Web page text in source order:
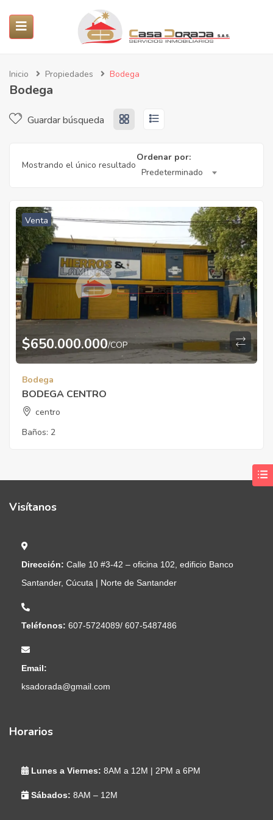
(Servicios)
(Nosotros)
Inicio Propiedades Bodega
Bodega
Guardar búsqueda
Mostrando el único resultado
Ordenar por:
Predeterminado
Venta
$650.000.000/COP
Bodega
BODEGA CENTRO
centro
Baños: 2
Visítanos
Dirección: Calle 10 #3-42 – oficina 102, edificio Banco
Santander, Cúcuta | Norte de Santander
Teléfonos: 607-5724089/ 607-5487486
Email:
ksadorada@gmail.com
Horarios
Lunes a Viernes: 8AM a 12M | 2PM a 6PM
Sábados: 8AM – 12M